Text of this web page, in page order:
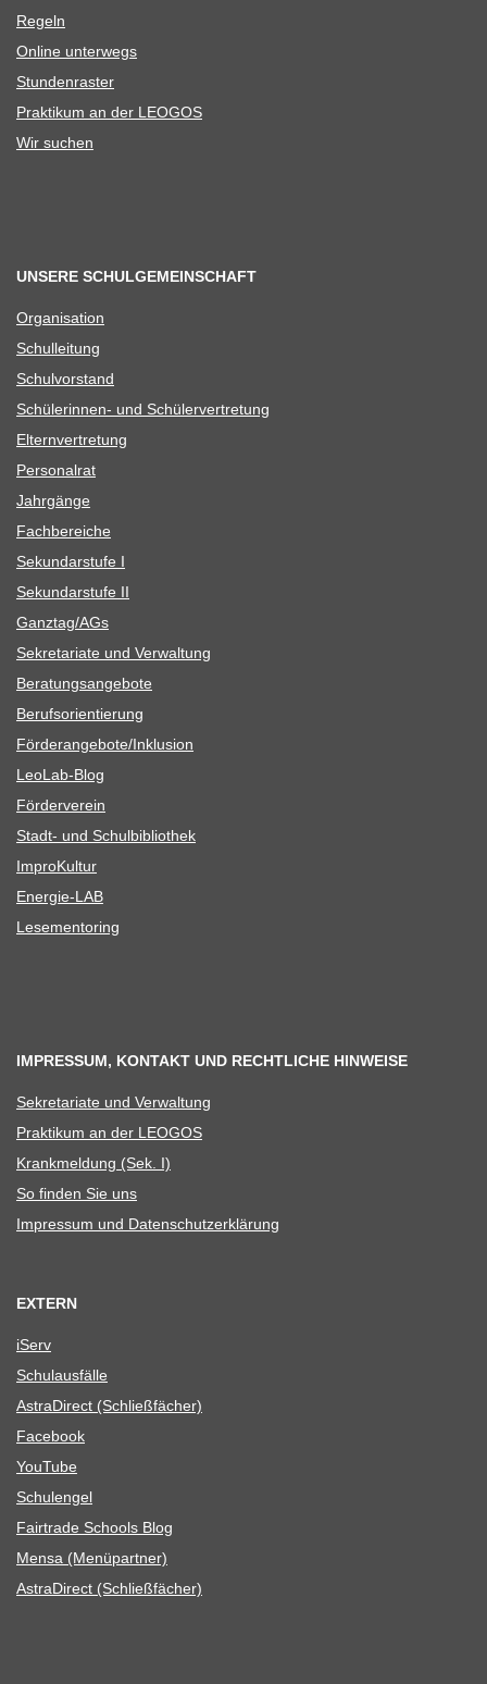
Regeln
Online unter­wegs
Stun­den­ras­ter
Prak­ti­kum an der LEOGOS
Wir suchen
UNSERE SCHULGEMEINSCHAFT
Orga­ni­sa­tion
Schul­lei­tung
Schul­vor­stand
Schü­le­rin­nen- und Schülervertretung
Eltern­ver­tre­tung
Per­so­nal­rat
Jahr­gänge
Fach­be­rei­che
Sekun­dar­stufe I
Sekun­dar­stufe II
Ganztag/​​AGs
Sekre­ta­riate und Verwaltung
Bera­tungs­an­ge­bote
Berufs­ori­en­tie­rung
Förderangebote/​​Inklusion
Leo­Lab-Blog
För­der­ver­ein
Stadt- und Schulbibliothek
Impro­Kul­tur
Ener­­gie-LAB
Lese­men­to­ring
IMPRESSUM, KONTAKT UND RECHTLICHE HINWEISE
Sekre­ta­riate und Verwaltung
Prak­ti­kum an der LEOGOS
Krank­mel­dung (Sek. I)
So fin­den Sie uns
Impres­sum und Datenschutzerklärung
EXTERN
iServ
Schul­aus­fälle
Astra­Di­rect (Schließ­fä­cher)
Face­book
You­Tube
Schul­en­gel
Fair­trade Schools Blog
Mensa (Menü­part­ner)
Astra­Di­rect (Schließ­fä­cher)